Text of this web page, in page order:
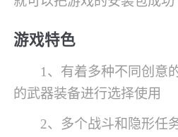
游戏特色
1、有着多种不同创意
的武器装备进行选择使用
2、多个战斗和隐形任